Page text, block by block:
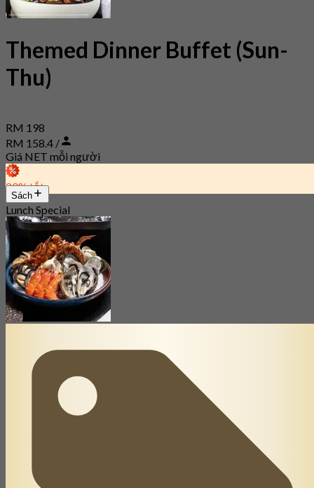
Themed Dinner Buffet (Sun-
Thu)
RM 198
RM 158.4 /
Giá NET mỗi người
20% tắt
Sách
Lunch Special